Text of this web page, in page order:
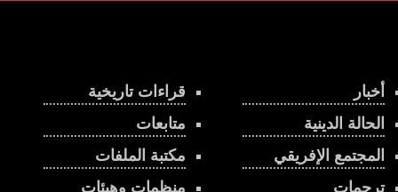
قراءات تاريخية
متابعات
مكتبة الملفات
منظمات وهيئات
أخبار
الحالة الدينية
المجتمع الإفريقي
ترجمات